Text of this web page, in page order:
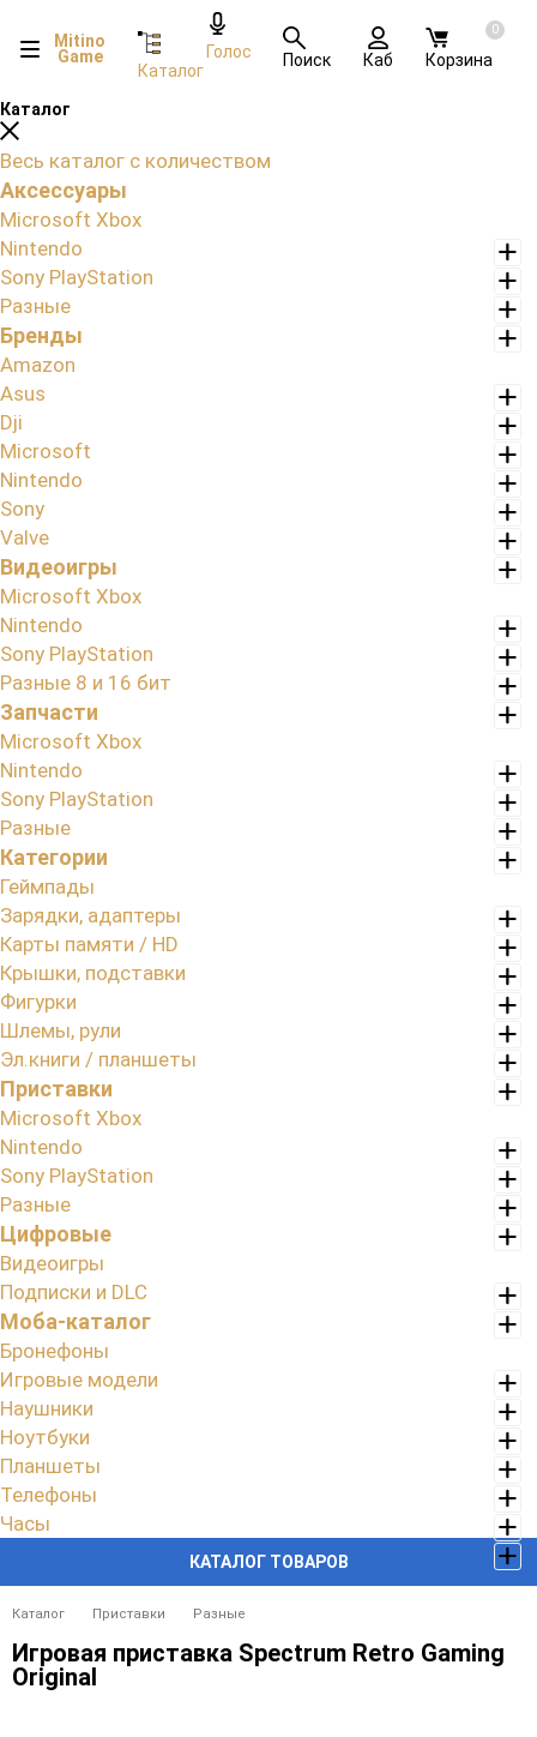
КАТАЛОГ ТОВАРОВ
Mitino
Game
Каталог
Голос Поиск Каб
0
Корзина
Каталог
Весь каталог с количеством
Аксессуары
Microsoft Xbox
Nintendo
Sony PlayStation
Разные
Бренды
Amazon
Asus
Dji
Microsoft
Nintendo
Sony
Valve
Видеоигры
Microsoft Xbox
Nintendo
Sony PlayStation
Разные 8 и 16 бит
Запчасти
Microsoft Xbox
Nintendo
Sony PlayStation
Разные
Категории
Геймпады
Зарядки, адаптеры
Карты памяти / HD
Крышки, подставки
Фигурки
Шлемы, рули
Эл.книги / планшеты
Приставки
Microsoft Xbox
Nintendo
Sony PlayStation
Разные
Цифровые
Видеоигры
Подписки и DLC
Моба-каталог
Бронефоны
Игровые модели
Наушники
Ноутбуки
Планшеты
Телефоны
Часы
Каталог Приставки Разные
Игровая приставка Spectrum Retro Gaming
Original